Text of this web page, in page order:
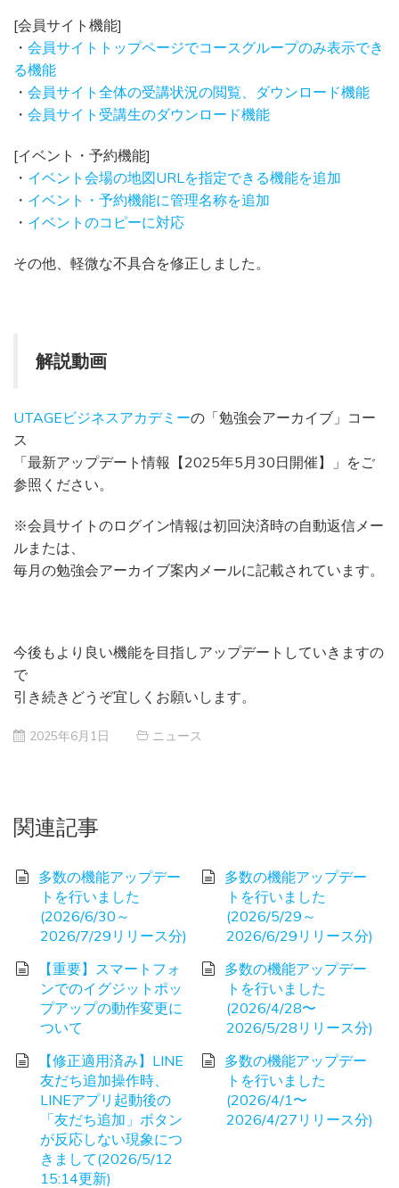
[会員サイト機能]
・ 会員サイトトップページでコースグループのみ表示でき
る機能
・ 会員サイト全体の受講状況の閲覧、ダウンロード機能
・ 会員サイト受講生のダウンロード機能
[イベント・予約機能]
・ イベント会場の地図URLを指定できる機能を追加
・ イベント・予約機能に管理名称を追加
・ イベントのコピーに対応
その他、軽微な不具合を修正しました。
解説動画
UTAGEビジネスアカデミーの「勉強会アーカイブ」コー
ス
「最新アップデート情報【2025年5月30日開催】」をご
参照ください。
※会員サイトのログイン情報は初回決済時の自動返信メー
ルまたは、
毎月の勉強会アーカイブ案内メールに記載されています。
今後もより良い機能を目指しアップデートしていきますの
で
引き続きどうぞ宜しくお願いします。
2025年6月1日 ニュース
関連記事
多数の機能アップデー
トを行いました
(2026/6/30～
2026/7/29リリース分)
多数の機能アップデー
トを行いました
(2026/5/29～
2026/6/29リリース分)
【重要】スマートフォ
ンでのイグジットポッ
プアップの動作変更に
ついて
多数の機能アップデー
トを行いました
(2026/4/28〜
2026/5/28リリース分)
【修正適用済み】LINE
友だち追加操作時、
LINEアプリ起動後の
「友だち追加」ボタン
が反応しない現象につ
きまして(2026/5/12
15:14更新)
多数の機能アップデー
トを行いました
(2026/4/1〜
2026/4/27リリース分)